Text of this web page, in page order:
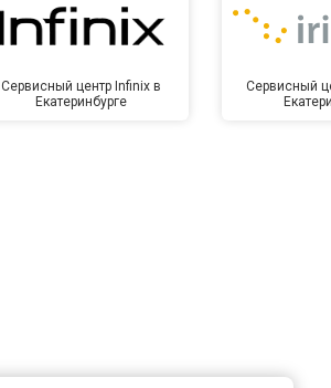
Сервисный центр Infinix в
Екатеринбурге
Сервисный